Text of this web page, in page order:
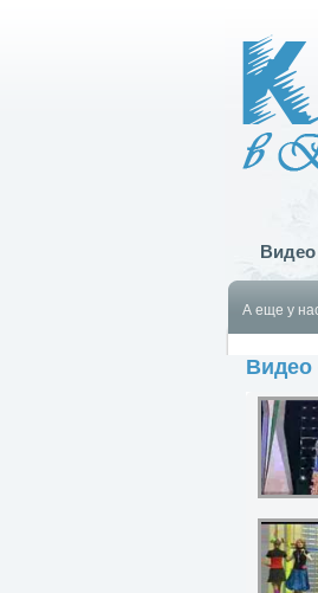
Видео
А еще у
Видео